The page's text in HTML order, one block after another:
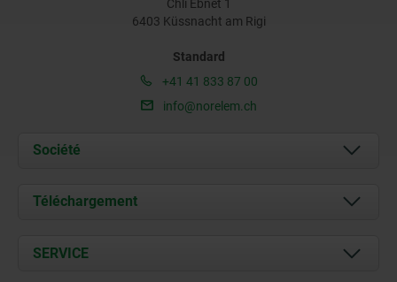
Chli Ebnet 1
6403 Küssnacht am Rigi
Standard
+41 41 833 87 00
info@norelem.ch
Société
À propos de nous
Contact
Téléchargement
Documents
SERVICE